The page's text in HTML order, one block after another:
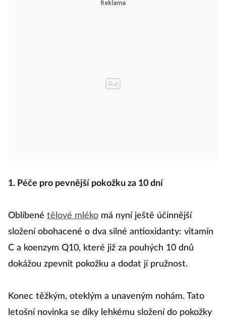
1. Péče pro pevnější pokožku za 10 dní
Oblíbené tělové mléko má nyní ještě účinnější
složení obohacené o dva silné antioxidanty: vitamín
C a koenzym Q10, které již za pouhých 10 dnů
dokážou zpevnit pokožku a dodat jí pružnost.
Konec těžkým, oteklým a unaveným nohám. Tato
letošní novinka se díky lehkému složení do pokožky